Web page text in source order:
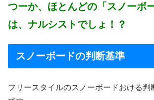
つーか、ほとんどの「スノーボ
は、ナルシストでしょ！？
スノーボードの判断基準
フリースタイルのスノーボードおける判